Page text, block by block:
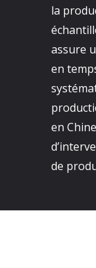
la
assure
en
en
de